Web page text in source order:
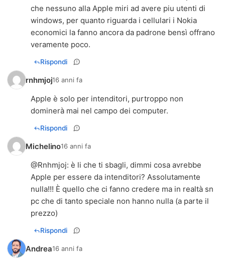
che nessuno alla Apple miri ad avere piu utenti di
windows, per quanto riguarda i cellulari i Nokia
economici la fanno ancora da padrone bensì offrano
veramente poco.
Rispondi
rnhmjoj16 anni fa
Apple è solo per intenditori, purtroppo non
dominerà mai nel campo dei computer.
Rispondi
Michelino16 anni fa
@Rnhmjoj: è li che ti sbagli, dimmi cosa avrebbe
Apple per essere da intenditori? Assolutamente
nulla!!! È quello che ci fanno credere ma in realtà sn
pc che di tanto speciale non hanno nulla (a parte il
prezzo)
Rispondi
Andrea16 anni fa